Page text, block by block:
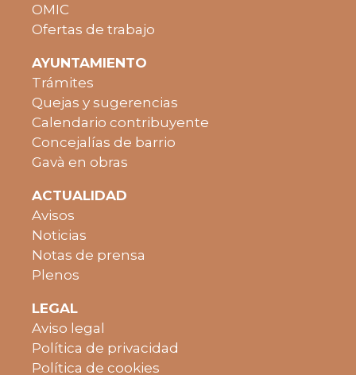
OMIC
Ofertas de trabajo
AYUNTAMIENTO
Trámites
Quejas y sugerencias
Calendario contribuyente
Concejalías de barrio
Gavà en obras
ACTUALIDAD
Avisos
Noticias
Notas de prensa
Plenos
LEGAL
Aviso legal
Política de privacidad
Política de cookies